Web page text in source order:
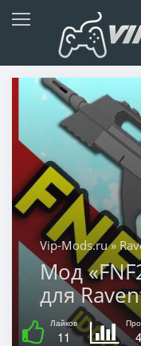
Vip-Mods.ru»
Мод
для
Лайков
11